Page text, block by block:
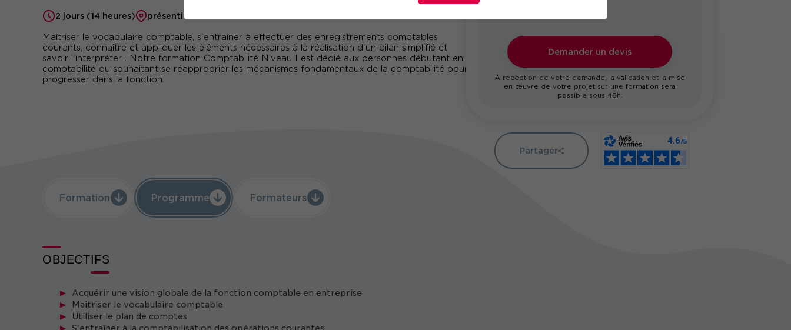
2 jours (14 heures) présentiel ou à distance
Maîtriser le vocabulaire comptable, s'entraîner à effectuer des enregistrements comptables
courants, connaître et appliquer les éléments nécessaires à la réalisation d'un bilan simplifié et
savoir l'interpréter… Notre formation Comptabilité Niveau I est dédié aux personnes débutant en
comptabilité ou souhaitant se réapproprier les mécanismes fondamentaux de la comptabilité pour
progresser dans la fonction.
Formation Programme Formateurs
OBJECTIFS
Acquérir une vision globale de la fonction comptable en entreprise
Maîtriser le vocabulaire comptable
Utiliser le plan de comptes
Demander un devis
À réception de votre demande, la validation et la mise
en œuvre de votre projet sur une formation sera
possible sous 48h.
Partager